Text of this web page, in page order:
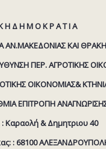
Η Δ Η Μ Ο Κ Ρ Α Τ Ι Α
ΑΝ.ΜΑΚΕΔΟΝΙΑΣ ΚΑΙ
ΠΕΡ. ΑΓΡΟΤΙΚΗΣ
ΟΙΚΟΝΟΜΙΑΣ&
ΕΠΙΤΡΟΠΗ
Καραολή & Δημητριου 40
: 68100